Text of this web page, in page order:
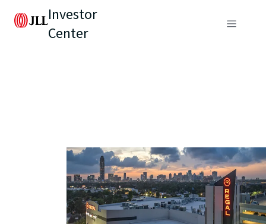
Investor
Center